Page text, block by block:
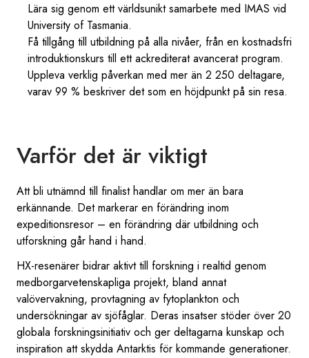
Lära sig genom ett världsunikt samarbete med IMAS vid
University of Tasmania.
Få tillgång till utbildning på alla nivåer, från en kostnadsfri
introduktionskurs till ett ackrediterat avancerat program.
Uppleva verklig påverkan med mer än 2 250 deltagare,
varav 99 % beskriver det som en höjdpunkt på sin resa.
Varför det är viktigt
Att bli utnämnd till finalist handlar om mer än bara
erkännande. Det markerar en förändring inom
expeditionsresor – en förändring där utbildning och
utforskning går hand i hand.
HX-resenärer bidrar aktivt till forskning i realtid genom
medborgarvetenskapliga projekt, bland annat
valövervakning, provtagning av fytoplankton och
undersökningar av sjöfåglar. Deras insatser stöder över 20
globala forskningsinitiativ och ger deltagarna kunskap och
inspiration att skydda Antarktis för kommande generationer.